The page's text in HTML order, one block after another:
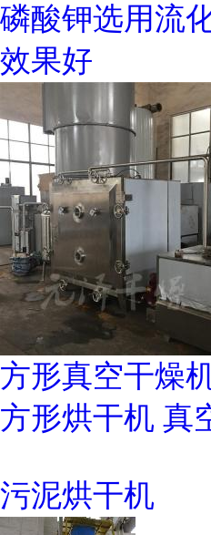
磷酸钾选用流
效果好
方形真空干燥
方形烘干机 真
污泥烘干机